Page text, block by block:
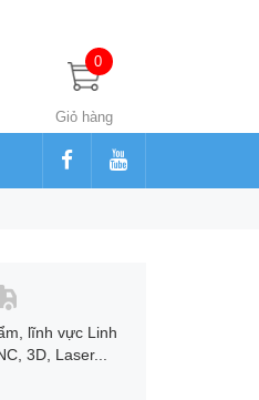
Giỏ hàng
0
lĩnh vực Linh
3D, Laser...